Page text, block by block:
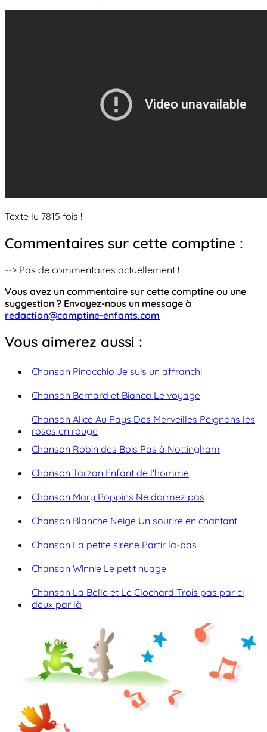
Texte lu 7815 fois !
Commentaires sur cette comptine :
--> Pas de commentaires actuellement !
Vous avez un commentaire sur cette comptine ou une
suggestion ? Envoyez-nous un message à
redaction@comptine-enfants.com
Vous aimerez aussi :
Chanson Pinocchio Je suis un affranchi
Chanson Bernard et Bianca Le voyage
Chanson Alice Au Pays Des Merveilles Peignons les
roses en rouge
Chanson Robin des Bois Pas à Nottingham
Chanson Tarzan Enfant de l'homme
Chanson Mary Poppins Ne dormez pas
Chanson Blanche Neige Un sourire en chantant
Chanson La petite sirène Partir là-bas
Chanson Winnie Le petit nuage
Chanson La Belle et Le Clochard Trois pas par ci
deux par là